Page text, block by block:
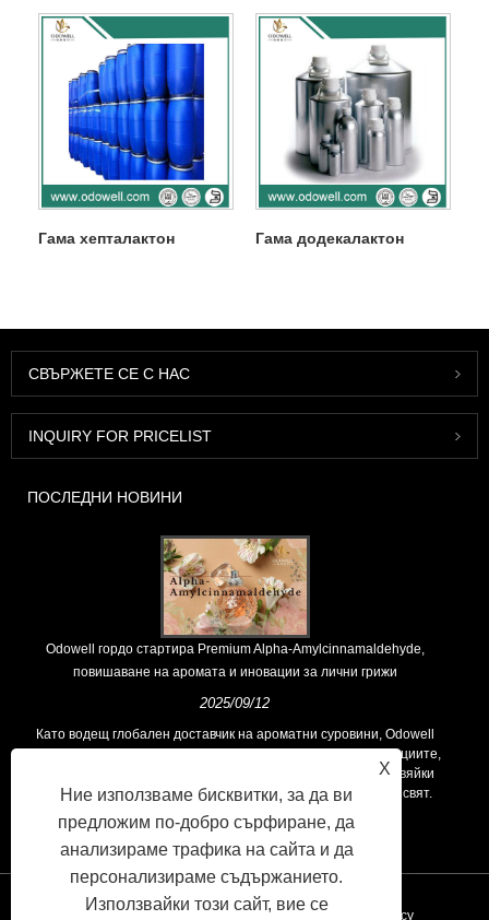
Гама хепталактон Гама додекалактон
СВЪРЖЕТЕ СЕ С НАС
INQUIRY FOR PRICELIST
ПОСЛЕДНИ НОВИНИ
Odowell гордо стартира Premium Alpha-Amylcinnamaldehyde,
повишаване на аромата и иновации за лични грижи
2025/09/12
Като водещ глобален доставчик на ароматни суровини, Odowell
поддържа основна философия на „ориентирана към иновациите,
фокусирани върху качеството“, последователно предоставяйки
превъзходни решения за аромати на клиентите по целия свят.
Privacy Policy
X
Ние използваме бисквитки, за да ви
предложим по-добро сърфиране, да
анализираме трафика на сайта и да
персонализираме съдържанието.
Използвайки този сайт, вие се